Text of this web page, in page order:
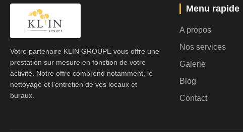
Votre partenaire KLIN GROUPE vous offre une
prestation sur mesure en fonction de votre
activité. Notre offre comprend notamment, le
nettoyage et l'entretien de vos locaux et
buraux.
Menu rapide
A propos
Nos services
Galerie
Blog
Contact